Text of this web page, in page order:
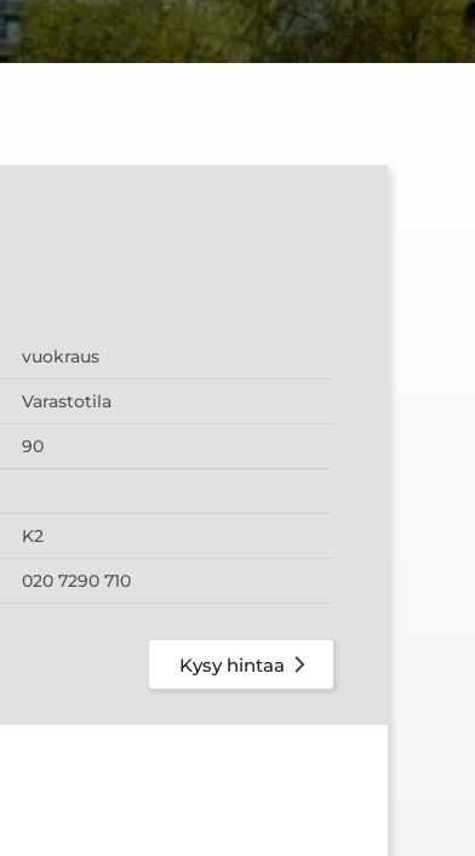
vuokraus
Varastotila
90
K2
020 7290 710
Kysy hintaa